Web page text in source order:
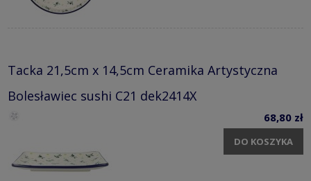
Tacka 21,5cm x 14,5cm Ceramika Artystyczna
Bolesławiec sushi C21 dek2414X
68,80 zł
DO KOSZYKA